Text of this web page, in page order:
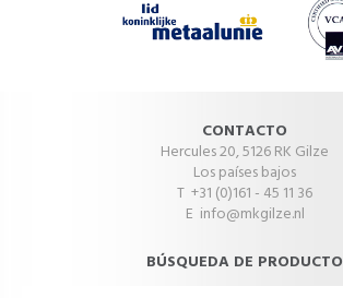
CONTACTO
Hercules 20, 5126 RK Gilze
Los países bajos
T +31 (0)161 - 45 11 36
E info@mkgilze.nl
BÚSQUEDA DE PRODUCTO